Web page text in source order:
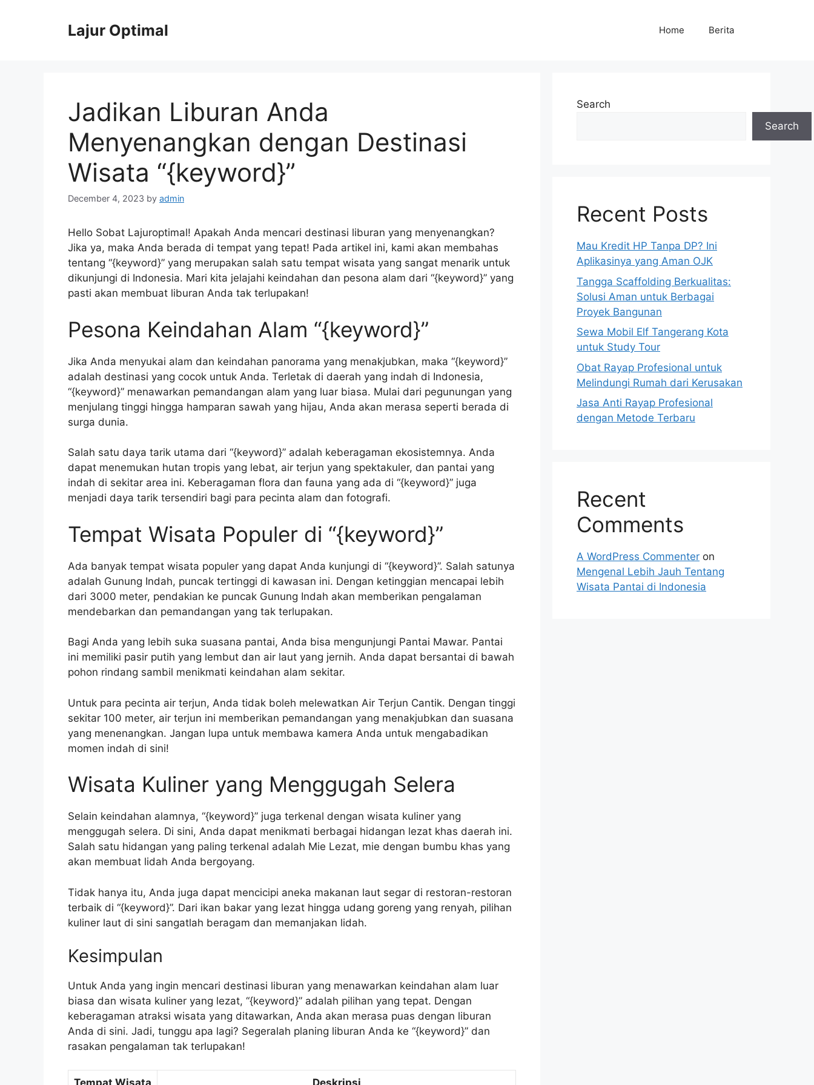
Lajur Optimal Home Berita
Jadikan Liburan Anda
Menyenangkan dengan Destinasi
Wisata “{keyword}”
December 4, 2023 by admin
Hello Sobat Lajuroptimal! Apakah Anda mencari destinasi liburan yang menyenangkan?
Jika ya, maka Anda berada di tempat yang tepat! Pada artikel ini, kami akan membahas
tentang “{keyword}” yang merupakan salah satu tempat wisata yang sangat menarik untuk
dikunjungi di Indonesia. Mari kita jelajahi keindahan dan pesona alam dari “{keyword}” yang
pasti akan membuat liburan Anda tak terlupakan!
Pesona Keindahan Alam “{keyword}”
Jika Anda menyukai alam dan keindahan panorama yang menakjubkan, maka “{keyword}”
adalah destinasi yang cocok untuk Anda. Terletak di daerah yang indah di Indonesia,
“{keyword}” menawarkan pemandangan alam yang luar biasa. Mulai dari pegunungan yang
menjulang tinggi hingga hamparan sawah yang hijau, Anda akan merasa seperti berada di
surga dunia.
Salah satu daya tarik utama dari “{keyword}” adalah keberagaman ekosistemnya. Anda
dapat menemukan hutan tropis yang lebat, air terjun yang spektakuler, dan pantai yang
indah di sekitar area ini. Keberagaman flora dan fauna yang ada di “{keyword}” juga
menjadi daya tarik tersendiri bagi para pecinta alam dan fotografi.
Tempat Wisata Populer di “{keyword}”
Ada banyak tempat wisata populer yang dapat Anda kunjungi di “{keyword}”. Salah satunya
adalah Gunung Indah, puncak tertinggi di kawasan ini. Dengan ketinggian mencapai lebih
dari 3000 meter, pendakian ke puncak Gunung Indah akan memberikan pengalaman
mendebarkan dan pemandangan yang tak terlupakan.
Bagi Anda yang lebih suka suasana pantai, Anda bisa mengunjungi Pantai Mawar. Pantai
ini memiliki pasir putih yang lembut dan air laut yang jernih. Anda dapat bersantai di bawah
pohon rindang sambil menikmati keindahan alam sekitar.
Untuk para pecinta air terjun, Anda tidak boleh melewatkan Air Terjun Cantik. Dengan tinggi
sekitar 100 meter, air terjun ini memberikan pemandangan yang menakjubkan dan suasana
yang menenangkan. Jangan lupa untuk membawa kamera Anda untuk mengabadikan
momen indah di sini!
Wisata Kuliner yang Menggugah Selera
Selain keindahan alamnya, “{keyword}” juga terkenal dengan wisata kuliner yang
menggugah selera. Di sini, Anda dapat menikmati berbagai hidangan lezat khas daerah ini.
Salah satu hidangan yang paling terkenal adalah Mie Lezat, mie dengan bumbu khas yang
akan membuat lidah Anda bergoyang.
Tidak hanya itu, Anda juga dapat mencicipi aneka makanan laut segar di restoran-restoran
terbaik di “{keyword}”. Dari ikan bakar yang lezat hingga udang goreng yang renyah, pilihan
kuliner laut di sini sangatlah beragam dan memanjakan lidah.
Kesimpulan
Untuk Anda yang ingin mencari destinasi liburan yang menawarkan keindahan alam luar
biasa dan wisata kuliner yang lezat, “{keyword}” adalah pilihan yang tepat. Dengan
keberagaman atraksi wisata yang ditawarkan, Anda akan merasa puas dengan liburan
Anda di sini. Jadi, tunggu apa lagi? Segeralah planing liburan Anda ke “{keyword}” dan
rasakan pengalaman tak terlupakan!
Tempat Wisata Deskripsi
Search
Search
Recent Posts
Mau Kredit HP Tanpa DP? Ini
Aplikasinya yang Aman OJK
Tangga Scaffolding Berkualitas:
Solusi Aman untuk Berbagai
Proyek Bangunan
Sewa Mobil Elf Tangerang Kota
untuk Study Tour
Obat Rayap Profesional untuk
Melindungi Rumah dari Kerusakan
Jasa Anti Rayap Profesional
dengan Metode Terbaru
Recent
Comments
A WordPress Commenter on
Mengenal Lebih Jauh Tentang
Wisata Pantai di Indonesia